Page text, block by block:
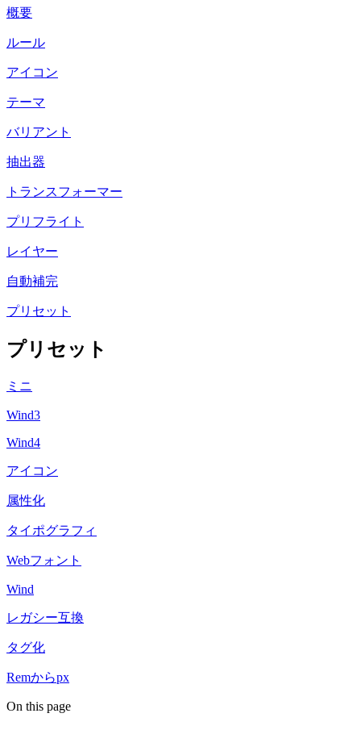
概要
ルール
アイコン
テーマ
バリアント
抽出器
トランスフォーマー
プリフライト
レイヤー
自動補完
プリセット
プリセット
ミニ
Wind3
Wind4
アイコン
属性化
タイポグラフィ
Webフォント
Wind
レガシー互換
タグ化
Remからpx
On this page